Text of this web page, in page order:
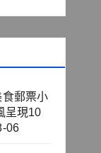
郵票小
呈現10
06